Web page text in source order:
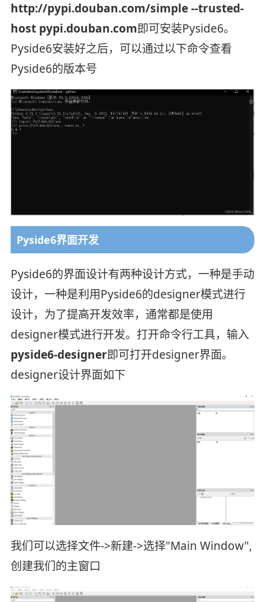
http://pypi.douban.com/simple --trusted-
host pypi.douban.com即可安装Pyside6。
Pyside6安装好之后，可以通过以下命令查看
Pyside6的版本号
Pyside6界面开发
Pyside6的界面设计有两种设计方式，一种是手动
设计，一种是利用Pyside6的designer模式进行
设计，为了提高开发效率，通常都是使用
designer模式进行开发。打开命令行工具，输入
pyside6-designer即可打开designer界面。
designer设计界面如下
我们可以选择文件->新建->选择"Main Window",
创建我们的主窗口